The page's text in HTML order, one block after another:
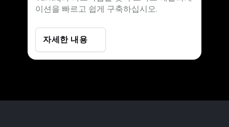
이션을 빠르고 쉽게 구축하십시오.
자세한 내용